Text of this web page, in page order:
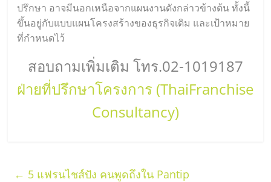
ปรึกษา อาจมีนอกเหนือจากแผนงานดังกล่าวข้างต้น ทั้งนี้
ขึ้นอยู่กับแบบแผนโครงสร้างของธุรกิจเดิม และเป้าหมาย
ที่กำหนดไว้
สอบถามเพิ่มเติม โทร.02-1019187
ฝ่ายที่ปรึกษาโครงการ (ThaiFranchise
Consultancy)
← 5 แฟรนไชส์ปัง คนพูดถึงใน Pantip